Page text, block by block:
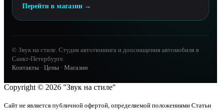
Перейти в магазин →
© Звук на стиле. Студия автотюнинга и дооснащения автомобиля в
Санкт-Петербурге.
Контакты · Цены · Магазин
Copyright © 2026 "Звук на стиле"
Сайт не является публичной офертой, определяемой положениями Статьи